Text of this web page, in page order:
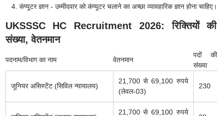
कंप्यूटर ज्ञान - उम्मीदवार को कंप्यूटर चलाने का अच्छा व्यावहारिक ज्ञान होना चाहिए।
UKSSSC HC Recruitment 2026: रिक्तियों की
संख्या, वेतनमान
पदनाम/विभाग का नाम वेतनमान
पदों की
संख्या
जूनियर असिस्टेंट (सिविल न्यायालय)
21,700 से 69,100 रुपये
(लेवल-03)
230
21,700 से 69,100 रुपये